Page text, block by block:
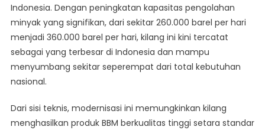
Indonesia. Dengan peningkatan kapasitas pengolahan
minyak yang signifikan, dari sekitar 260.000 barel per hari
menjadi 360.000 barel per hari, kilang ini kini tercatat
sebagai yang terbesar di Indonesia dan mampu
menyumbang sekitar seperempat dari total kebutuhan
nasional.
Dari sisi teknis, modernisasi ini memungkinkan kilang
menghasilkan produk BBM berkualitas tinggi setara standar